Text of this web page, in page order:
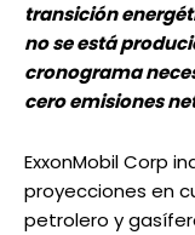
transición
no se está
cronograma
cero emisiones
ExxonMobil Corp
proyecciones en
petrolero y